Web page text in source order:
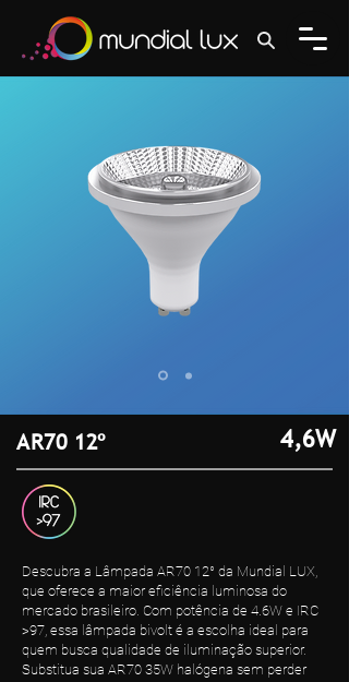
AR70 12º 4,6W
Descubra a Lâmpada AR70 12° da Mundial LUX,
que oferece a maior eficiência luminosa do
mercado brasileiro. Com potência de 4.6W e IRC
>97, essa lâmpada bivolt é a escolha ideal para
quem busca qualidade de iluminação superior.
Substitua sua AR70 35W halógena sem perder